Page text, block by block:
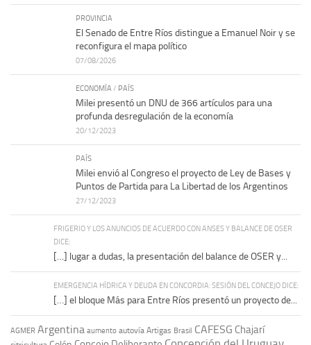
PROVINCIA
El Senado de Entre Ríos distingue a Emanuel Noir y se
reconfigura el mapa político
07/08/2026
ECONOMÍA / PAÍS
Milei presentó un DNU de 366 artículos para una
profunda desregulación de la economía
20/12/2023
PAÍS
Milei envió al Congreso el proyecto de Ley de Bases y
Puntos de Partida para La Libertad de los Argentinos
27/12/2023
FRIGERIO Y LOS ANUNCIOS DE ACUERDO CON ANSES Y BALANCE DE OSER
DICE:
[…] lugar a dudas, la presentación del balance de OSER y...
EMERGENCIA HÍDRICA Y DEUDA EN CONCORDIA: SESIÓN DEL CONCEJO DICE:
[…] el bloque Más para Entre Ríos presentó un proyecto de...
AGMER Argentina aumento autovía Artigas Brasil CAFESG Chajarí